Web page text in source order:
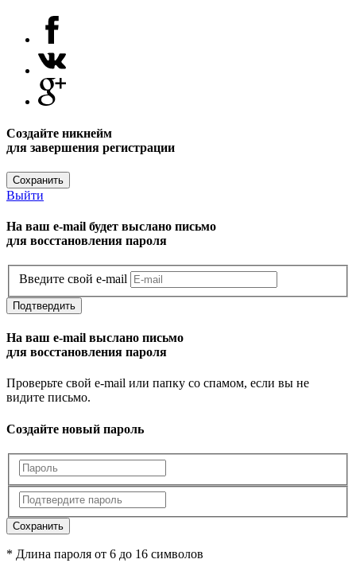
Создайте никнейм
для завершения регистрации
Сохранить
Выйти
На ваш e-mail будет выслано письмо
для восстановления пароля
Введите свой e-mail
Подтвердить
На ваш e-mail выслано письмо
для восстановления пароля
Проверьте свой e-mail или папку со спамом, если вы не
видите письмо.
Создайте новый пароль
Сохранить
* Длина пароля от 6 до 16 символов